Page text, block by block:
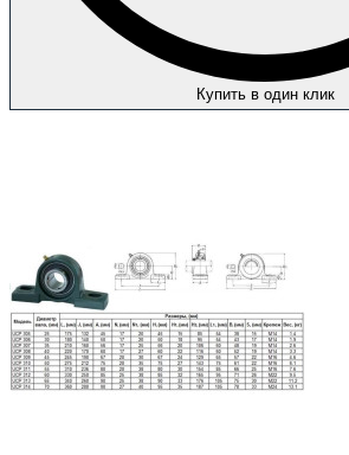
Купить в один клик